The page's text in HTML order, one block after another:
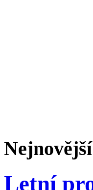
Letní